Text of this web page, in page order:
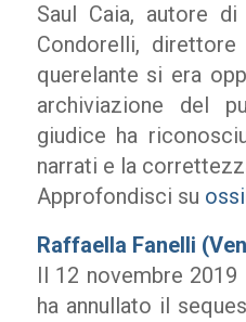
Saul Caia, autore
Condorelli,
querelante si era
archiviazione del
giudice ha
narrati e la
Approfondisci su
Raffaella Fanelli
Il 12 novembre
ha annullato il